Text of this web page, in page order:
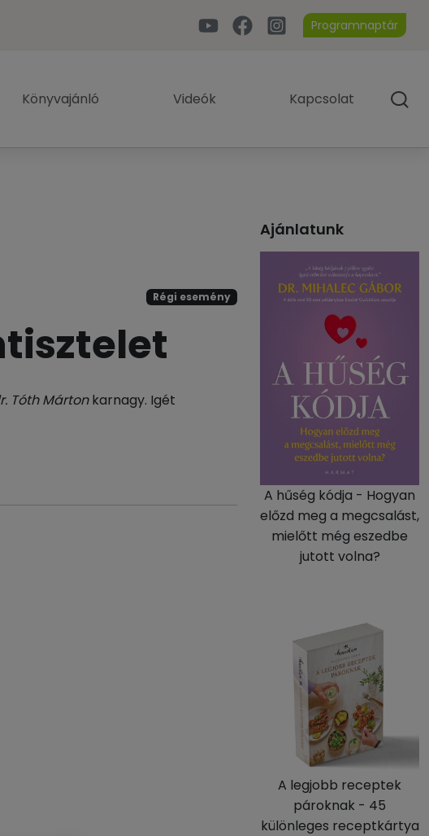
Programnaptár
Könyvajánló Videók Kapcsolat
Régi esemény
Tóth Mártonkarnagy. Igét
Ajánlatunk
A hűség kódja - Hogyan
előzd meg a megcsalást,
mielőtt még eszedbe
jutott volna?
A legjobb receptek
pároknak - 45
különleges receptkártya